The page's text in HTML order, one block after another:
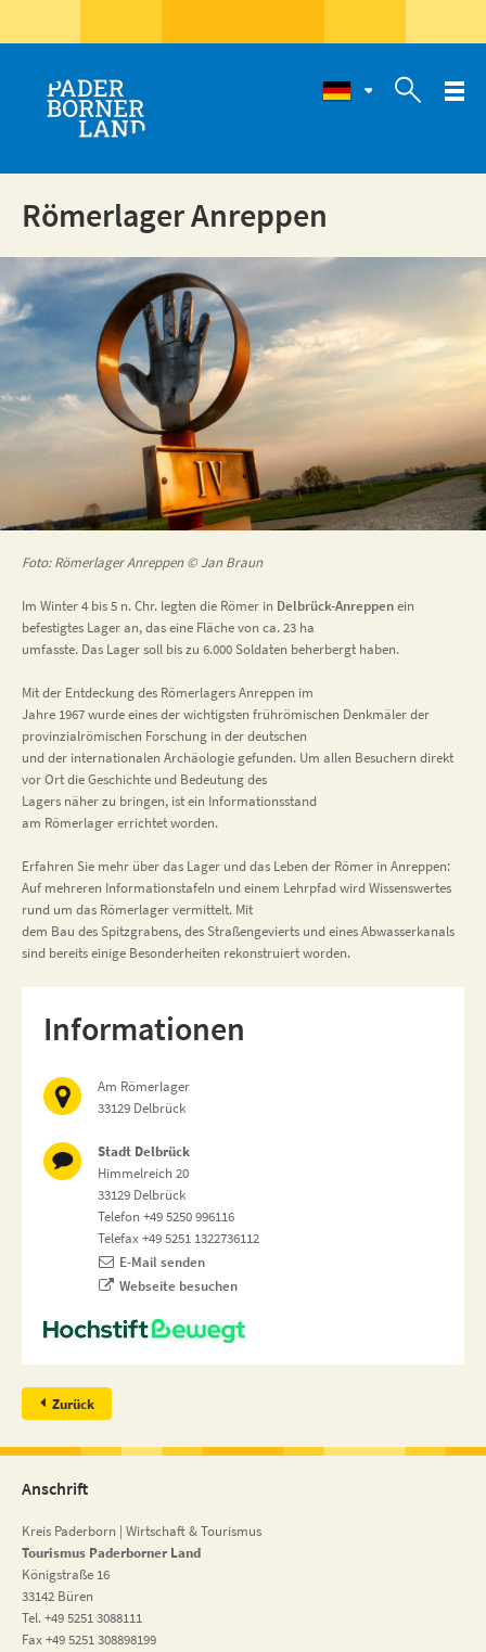

Römerlager Anreppen
Foto: Römerlager Anreppen © Jan Braun
Im Winter 4 bis 5 n. Chr. legten die Römer in Delbrück-Anreppenein
befestigtes Lager an, das eine Fläche von ca. 23 ha
umfasste. Das Lager soll bis zu 6.000 Soldaten beherbergt haben.
Mit der Entdeckung des Römerlagers Anreppen im
Jahre 1967 wurde eines der wichtigsten frührömischen Denkmäler der
provinzialrömischen Forschung in der deutschen
und der internationalen Archäologie gefunden. Um allen Besuchern direkt
vor Ort die Geschichte und Bedeutung des
Lagers näher zu bringen, ist ein Informationsstand
am Römerlager errichtet worden.
Erfahren Sie mehr über das Lager und das Leben der Römer in Anreppen:
Auf mehreren Informationstafeln und einem Lehrpfad wird Wissenswertes
rund um das Römerlager vermittelt. Mit
dem Bau des Spitzgrabens, des Straßengevierts und eines Abwasserkanals
sind bereits einige Besonderheiten rekonstruiert worden.
Informationen
Am Römerlager
33129 Delbrück
Stadt Delbrück
Himmelreich 20
33129 Delbrück
Telefon +49 5250 996116
Telefax +49 5251 1322736112
E-Mail senden
Webseite besuchen
Zurück
Anschrift
Kreis Paderborn | Wirtschaft & Tourismus
Tourismus Paderborner Land
Königstraße 16
33142 Büren
Tel. +49 5251 3088111
Fax +49 5251 308898199